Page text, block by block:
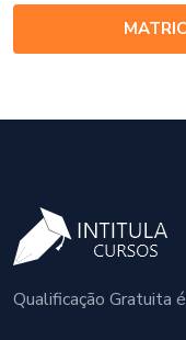
Qualificação Gratuita